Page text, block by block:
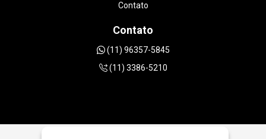
Contato
Contato
(11) 96357-5845
(11) 3386-5210